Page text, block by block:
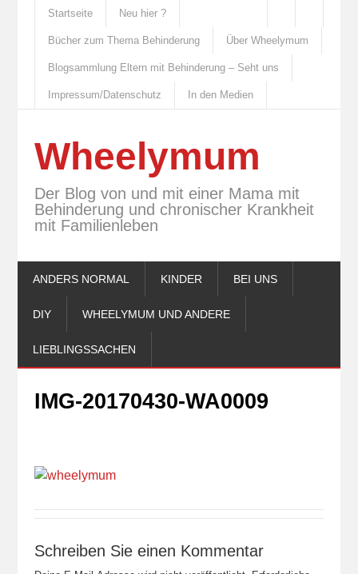
Startseite Neu hier ?
Bücher zum Thema Behinderung Über Wheelymum
Blogsammlung Eltern mit Behinderung – Seht uns
Impressum/Datenschutz In den Medien
Wheelymum
Der Blog von und mit einer Mama mit
Behinderung und chronischer Krankheit
mit Familienleben
ANDERS NORMAL KINDER BEI UNS
DIY WHEELYMUM UND ANDERE
LIEBLINGSSACHEN
IMG-20170430-WA0009
Schreiben Sie einen Kommentar